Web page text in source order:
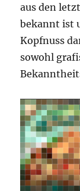
aus den
bekannt ist
Kopfnuss
sowohl